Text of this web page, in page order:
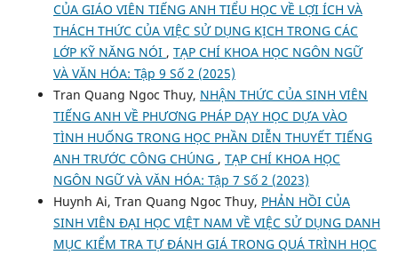
CỦA GIÁO VIÊN TIẾNG ANH TIỂU HỌC VỀ LỢI ÍCH VÀ
THÁCH THỨC CỦA VIỆC SỬ DỤNG KỊCH TRONG CÁC
LỚP KỸ NĂNG NÓI , TẠP CHÍ KHOA HỌC NGÔN NGỮ
VÀ VĂN HÓA: Tập 9 Số 2 (2025)
Tran Quang Ngoc Thuy, NHẬN THỨC CỦA SINH VIÊN
TIẾNG ANH VỀ PHƯƠNG PHÁP DẠY HỌC DỰA VÀO
TÌNH HUỐNG TRONG HỌC PHẦN DIỄN THUYẾT TIẾNG
ANH TRƯỚC CÔNG CHÚNG , TẠP CHÍ KHOA HỌC
NGÔN NGỮ VÀ VĂN HÓA: Tập 7 Số 2 (2023)
Huynh Ai, Tran Quang Ngoc Thuy, PHẢN HỒI CỦA
SINH VIÊN ĐẠI HỌC VIỆT NAM VỀ VIỆC SỬ DỤNG DANH
MỤC KIỂM TRA TỰ ĐÁNH GIÁ TRONG QUÁ TRÌNH HỌC